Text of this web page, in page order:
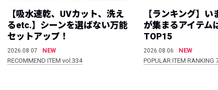
【吸水速乾、UVカット、洗え
るetc.】シーンを選ばない万能
セットアップ！
2026.08.07
NEW
RECOMMEND ITEM vol.334
【ランキング】
が集まるアイテム
TOP15
2026.08.06
NEW
POPULAR ITEM